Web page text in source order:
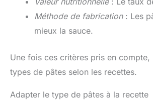
Méthode de fabrication: Les
mieux la sauce.
Une fois ces critères pris en compte,
types de pâtes selon les recettes.
Adapter le type de pâtes à la recette